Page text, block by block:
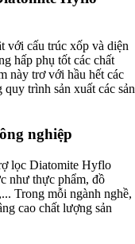
với cấu trúc xốp và diện
hấp phụ tốt các chất
này trơ với hầu hết các
trình sản xuất các sản
nghiệp
lọc Diatomite Hyflo
như thực phẩm, đồ
Trong mỗi ngành nghề,
cao chất lượng sản